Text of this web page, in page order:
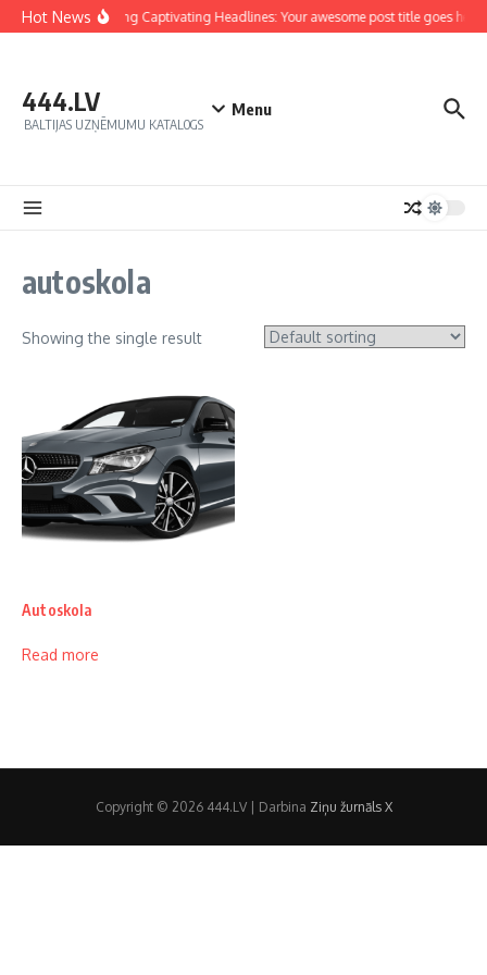
Hot NewsCrafting Captivating Headlines: Your awesome post title goes here
444.LV
BALTIJAS UZŅĒMUMU KATALOGS
Menu
autoskola
Showing the single result
Autoskola
Read more
Copyright © 2026 444.LV | Darbina Ziņu žurnāls X